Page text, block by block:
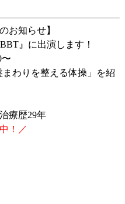
お知らせ】
』に出演します！
〜
わりを整える体操」を紹
療歴29年
！／